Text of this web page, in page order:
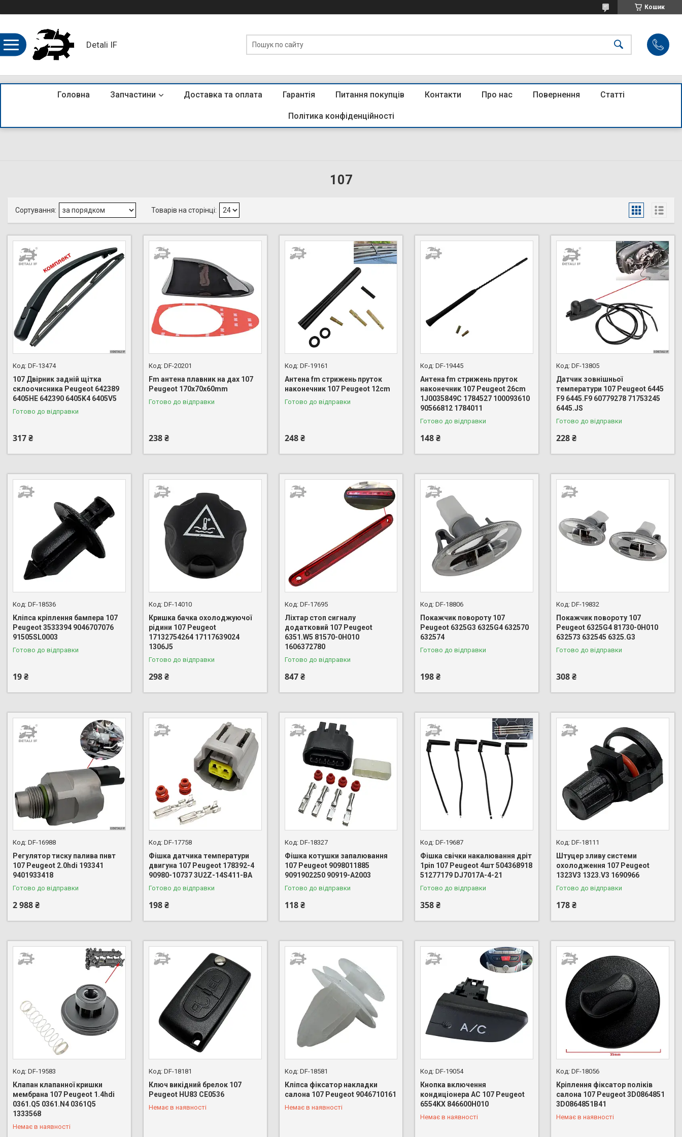
Кошик
Detali IF
Головна Запчастини Доставка та оплата Гарантія Питання покупців Контакти Про нас Повернення Статті
Політика конфіденційності
107
DF-13474
107 Двірник задній щітка
склоочисника Peugeot 642389
6405HE 642390 6405K4 6405V5
Готово до відправки
317 ₴
DF-20201
Fm антена плавник на дах 107
Peugeot 170х70х60mm
Готово до відправки
238 ₴
DF-19161
Антена fm стрижень пруток
наконечник 107 Peugeot 12cm
Готово до відправки
248 ₴
DF-19445
Антена fm стрижень пруток
наконечник 107 Peugeot 26cm
1J0035849C 1784527 100093610
90566812 1784011
Готово до відправки
148 ₴
DF-13805
Датчик зовнішньої
температури 107 Peugeot 6445
F9 6445.F9 60779278 71753245
6445.JS
Готово до відправки
228 ₴
DF-18536
Кліпса кріплення бампера 107
Peugeot 3533394 9046707076
91505SL0003
Готово до відправки
19 ₴
DF-14010
Кришка бачка охолоджуючої
рідини 107 Peugeot
17132754264 17117639024
1306J5
Готово до відправки
298 ₴
DF-17695
Ліхтар стоп сигналу
додатковий 107 Peugeot
6351.W5 81570-0H010
1606372780
Готово до відправки
847 ₴
DF-18806
Покажчик повороту 107
Peugeot 6325G3 6325G4 632570
632574
Готово до відправки
198 ₴
DF-19832
Покажчик повороту 107
Peugeot 6325G4 81730-0H010
632573 632545 6325.G3
Готово до відправки
308 ₴
DF-16988
Регулятор тиску палива пнвт
107 Peugeot 2.0hdi 193341
9401933418
Готово до відправки
2 988 ₴
DF-17758
Фішка датчика температури
двигуна 107 Peugeot 178392-4
90980-10737 3U2Z-14S411-BA
Готово до відправки
198 ₴
DF-18327
Фішка котушки запалювання
107 Peugeot 9098011885
9091902250 90919-A2003
Готово до відправки
118 ₴
DF-19687
Фішка свічки накалювання дріт
1pin 107 Peugeot 4шт 504368918
51277179 DJ7017A-4-21
Готово до відправки
358 ₴
DF-18111
Штуцер зливу системи
охолодження 107 Peugeot
1323V3 1323.V3 1690966
Готово до відправки
178 ₴
DF-19583
Клапан клапанної кришки
мембрана 107 Peugeot 1.4hdi
0361.Q5 0361.N4 0361Q5
1333568
Немає в наявності
+380 (96) 888-66-44
DF-18181
Ключ викідний брелок 107
Peugeot HU83 CE0536
Немає в наявності
+380 (96) 888-66-44
DF-18581
Кліпса фіксатор накладки
салона 107 Peugeot 9046710161
Немає в наявності
+380 (96) 888-66-44
DF-19054
Кнопка включення
кондиціонера AC 107 Peugeot
6554KX 846600H010
Немає в наявності
DF-18056
Кріплення фіксатор поліків
салона 107 Peugeot 3D0864851
3D0864851B41
Немає в наявності